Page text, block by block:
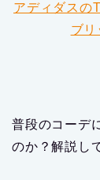
アディダスの
ブリ
普段のコーデ
のか？解説し